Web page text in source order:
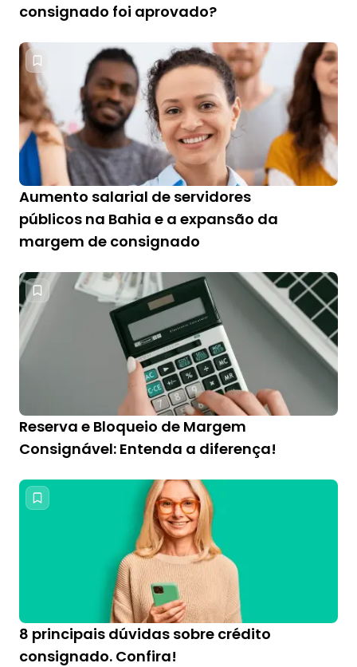
consignado foi aprovado?
Aumento salarial de servidores
públicos na Bahia e a expansão da
margem de consignado
Reserva e Bloqueio de Margem
Consignável: Entenda a diferença!
8 principais dúvidas sobre crédito
consignado. Confira!